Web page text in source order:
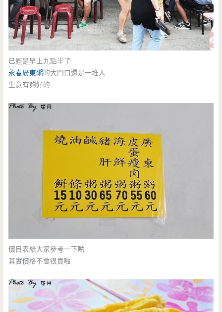
已經是早上九點半了
永春廣東粥的大門口還是一堆人
生意有夠好的
價目表給大家參考一下喲
其實價格不會很貴啦